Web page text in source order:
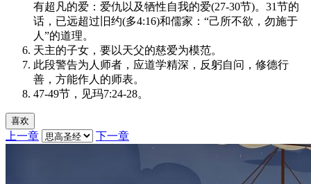
有超凡的爱：爱仇以及牺性自我的爱(27-30节)。31节的
话，已远超过旧约(多4:16)和儒家：“己所不欲，勿施于
人”的道理。
天主的子女，要以天父的慈爱为模范。
此段警告为人师者，应道学精深，反躬自问，修德行
善，方能作人的师表。
47-49节，见玛7:24-28。
喜欢
上一章 下一章